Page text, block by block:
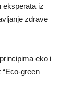
eksperata iz
zdrave
eko i
green